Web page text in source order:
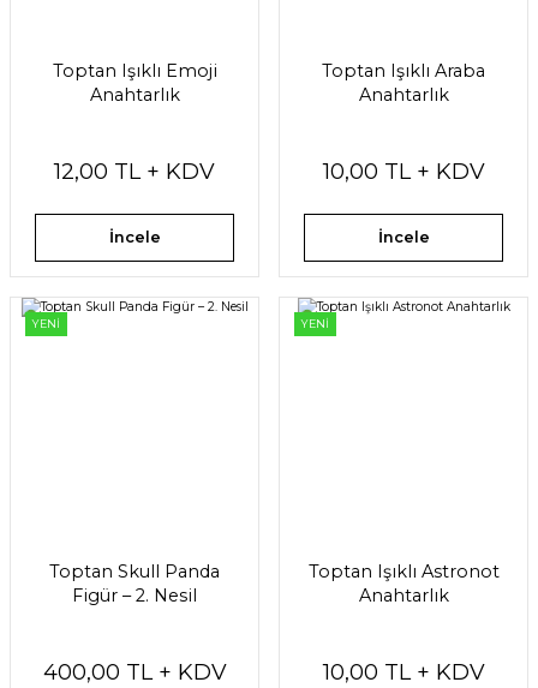
Toptan Işıklı Emoji
Anahtarlık
12,00 TL + KDV
İncele
Toptan Işıklı Araba
Anahtarlık
10,00 TL + KDV
İncele
YENİ
Toptan Skull Panda
Figür – 2. Nesil
400,00 TL + KDV
YENİ
Toptan Işıklı Astronot
Anahtarlık
10,00 TL + KDV